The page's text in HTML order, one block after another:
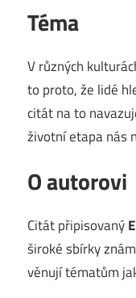
Téma
V různých
to proto, že lidé
citát na to
životní etapa nás
O autorovi
Citát připisovaný
široké sbírky
věnují tématům